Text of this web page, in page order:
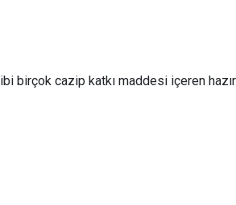
birçok cazip katkı maddesi içeren